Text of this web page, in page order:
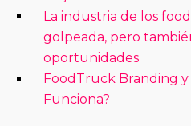
La industria de los
golpeada, pero
oportunidades
FoodTruck Branding y
Funciona?